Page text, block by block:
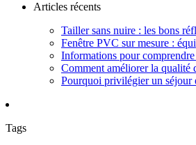
Articles récents
Tailler sans nuire : les bons
Fenêtre PVC sur mesure :
Informations pour
Comment améliorer la qualité
Pourquoi privilégier un séjour
Tags